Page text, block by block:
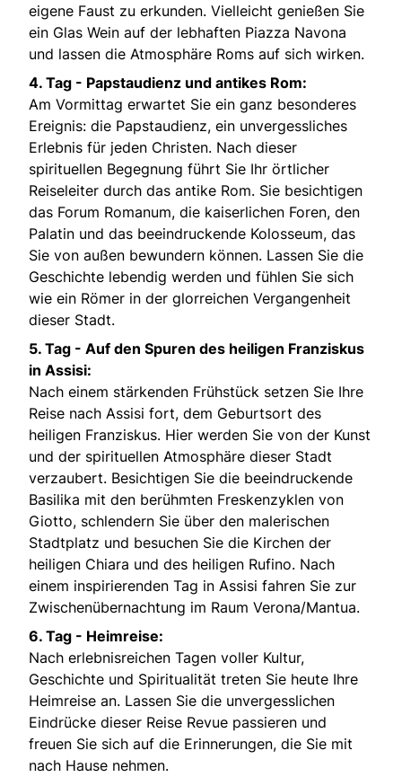
eigene Faust zu erkunden. Vielleicht genießen Sie
ein Glas Wein auf der lebhaften Piazza Navona
und lassen die Atmosphäre Roms auf sich wirken.
4. Tag - Papstaudienz und antikes Rom:
Am Vormittag erwartet Sie ein ganz besonderes
Ereignis: die Papstaudienz, ein unvergessliches
Erlebnis für jeden Christen. Nach dieser
spirituellen Begegnung führt Sie Ihr örtlicher
Reiseleiter durch das antike Rom. Sie besichtigen
das Forum Romanum, die kaiserlichen Foren, den
Palatin und das beeindruckende Kolosseum, das
Sie von außen bewundern können. Lassen Sie die
Geschichte lebendig werden und fühlen Sie sich
wie ein Römer in der glorreichen Vergangenheit
dieser Stadt.
5. Tag - Auf den Spuren des heiligen Franziskus
in Assisi:
Nach einem stärkenden Frühstück setzen Sie Ihre
Reise nach Assisi fort, dem Geburtsort des
heiligen Franziskus. Hier werden Sie von der Kunst
und der spirituellen Atmosphäre dieser Stadt
verzaubert. Besichtigen Sie die beeindruckende
Basilika mit den berühmten Freskenzyklen von
Giotto, schlendern Sie über den malerischen
Stadtplatz und besuchen Sie die Kirchen der
heiligen Chiara und des heiligen Rufino. Nach
einem inspirierenden Tag in Assisi fahren Sie zur
Zwischenübernachtung im Raum Verona/Mantua.
6. Tag - Heimreise:
Nach erlebnisreichen Tagen voller Kultur,
Geschichte und Spiritualität treten Sie heute Ihre
Heimreise an. Lassen Sie die unvergesslichen
Eindrücke dieser Reise Revue passieren und
freuen Sie sich auf die Erinnerungen, die Sie mit
nach Hause nehmen.